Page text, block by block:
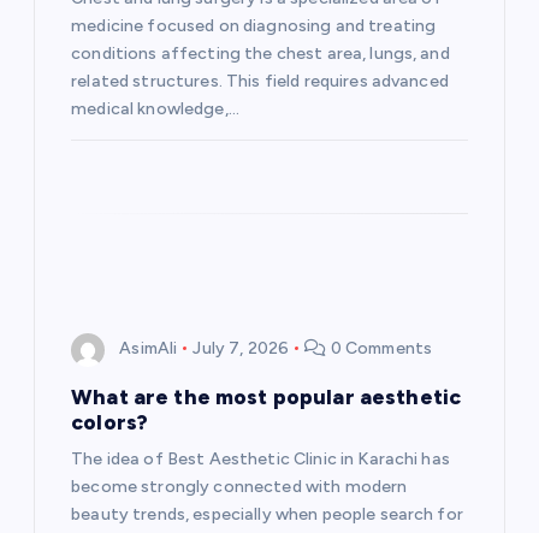
medicine focused on diagnosing and treating
conditions affecting the chest area, lungs, and
related structures. This field requires advanced
medical knowledge,…
AsimAli July 7, 2026 0 Comments
What are the most popular aesthetic
colors?
The idea of Best Aesthetic Clinic in Karachi has
become strongly connected with modern
beauty trends, especially when people search for